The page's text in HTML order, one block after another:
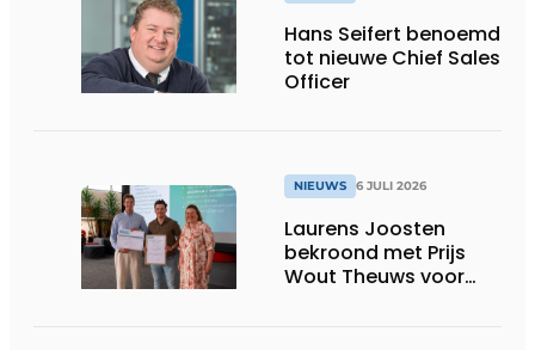
Hans Seifert benoemd
tot nieuwe Chief Sales
Officer
NIEUWS 6 JULI 2026
Laurens Joosten
bekroond met Prijs
Wout Theuws voor